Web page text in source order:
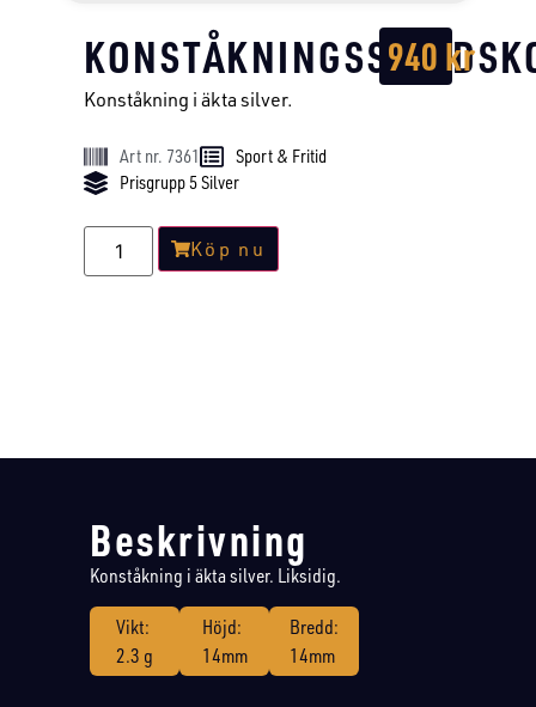
940kr
Konståkning i äkta silver.
Art nr. 7361
Sport & Fritid
Prisgrupp 5 Silver
Köp nu
Beskrivning
Konståkning i äkta silver. Liksidig.
Vikt:
2.3 g
Höjd:
14mm
Bredd:
14mm